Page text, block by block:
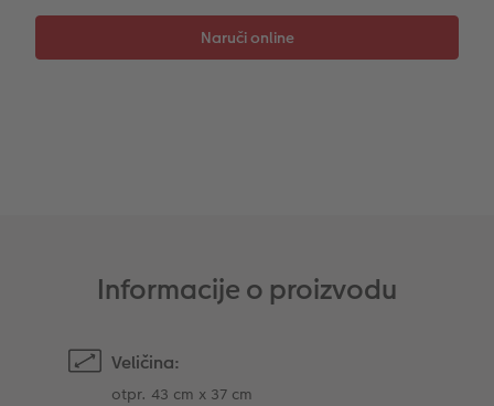
Trenutna izrada naljepnica
Foto vrpca
Informacije o proizvodu
Veličina:
otpr. 43 cm x 37 cm